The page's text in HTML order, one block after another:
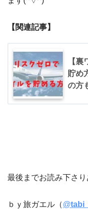
【関連記事】
【
貯め
の方
最後までお読み下さり
ｂｙ旅ガエル（@